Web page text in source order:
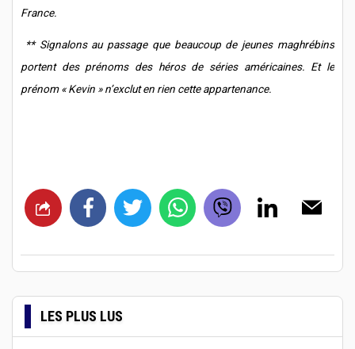
France.
** Signalons au passage que beaucoup de jeunes maghrébins
portent des prénoms des héros de séries américaines. Et le
prénom « Kevin » n’exclut en rien cette appartenance.
LES PLUS LUS